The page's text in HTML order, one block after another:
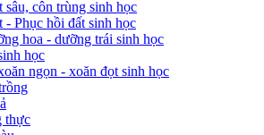
sâu, côn trùng sinh học
- Phục hồi đất sinh học
hoa - dưỡng trái sinh học
học
ngọn - xoăn đọt sinh học
thực